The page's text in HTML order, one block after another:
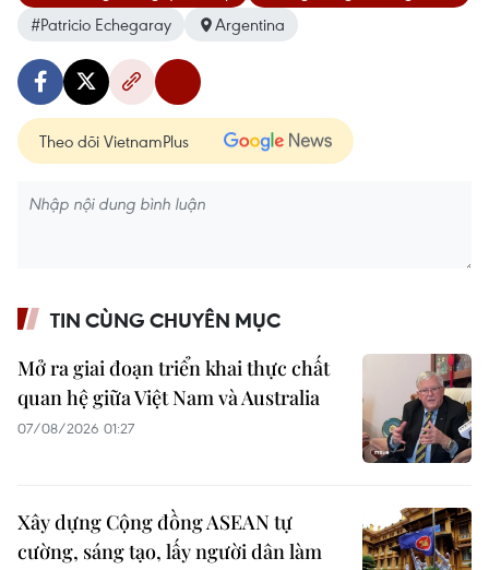
#Patricio Echegaray
Argentina
Theo dõi VietnamPlus
TIN CÙNG CHUYÊN MỤC
Mở ra giai đoạn triển khai thực chất
quan hệ giữa Việt Nam và Australia
07/08/2026 01:27
Xây dựng Cộng đồng ASEAN tự
cường, sáng tạo, lấy người dân làm